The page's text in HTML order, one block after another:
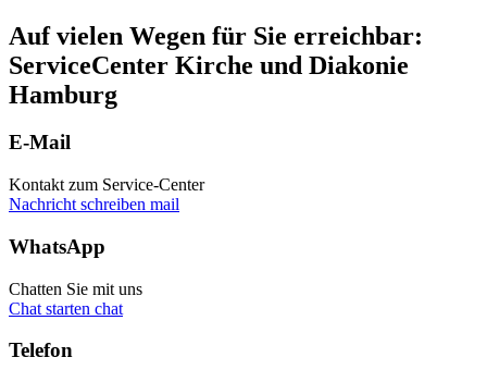
Auf vielen Wegen für Sie erreichbar:
ServiceCenter Kirche und Diakonie
Hamburg
E-Mail
Kontakt zum Service-Center
Nachricht schreiben mail
WhatsApp
Chatten Sie mit uns
Chat starten chat
Telefon